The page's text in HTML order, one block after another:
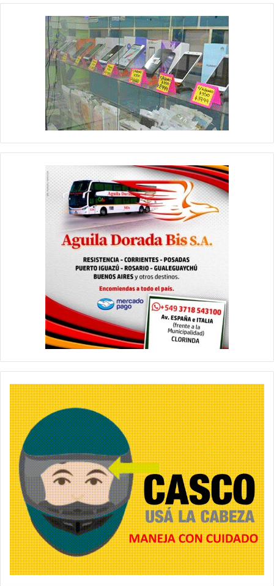
MIXTA 1 Y 2
Siempre con dictamen de comisión, en este caso se derivó a
archivo el expte. 60-C- del año 2024 por haber perdido estado
parlamentario. Además se derivó a archivo previamente
desestimado en todos sus términos el expediente número 24-F-
2025 por improcedente.
Ya en el último expediente de esta comisión se derivó al archivo
del concejo el expte. 111-C-2025.
COMISIONES MIXTA 1 Y 4
De esta comisión surge la aprobación de manera unánime de la
donación efectuada por el Banco Formosa al municipio que
consiste en bienes muebles utilizados en la sucursal del barrio
Juan Domingo Perón.
Ya en el final, fue aprobado además de manera unánime para
que vuelva a comisión un proyecto de pedido de Informes
Ejecutivo y Legislativo. De esta manera se dio por concluido el
sumario del día, procediéndose a continuación al arrío de las
banderas nacional y de la provincia.